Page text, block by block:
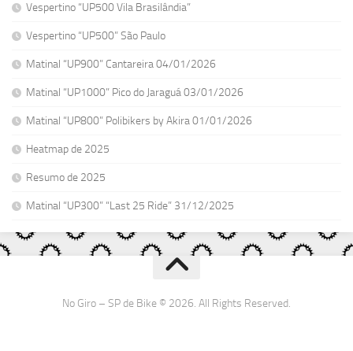
Vespertino “UP500 Vila Brasilândia”
Vespertino “UP500” São Paulo
Matinal “UP900” Cantareira 04/01/2026
Matinal “UP1000” Pico do Jaraguá 03/01/2026
Matinal “UP800” Polibikers by Akira 01/01/2026
Heatmap de 2025
Resumo de 2025
Matinal “UP300” “Last 25 Ride” 31/12/2025
No Giro – SP de Bike © 2026. All Rights Reserved.